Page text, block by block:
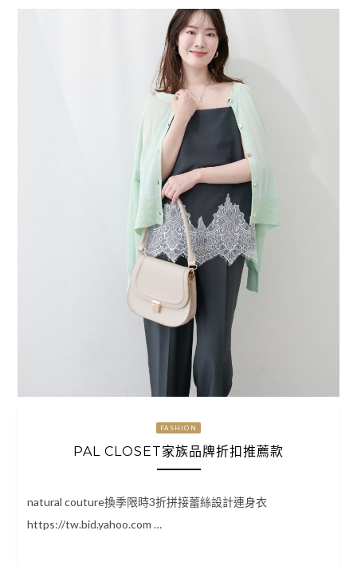
FASHION
PAL CLOSET家族品牌折扣推薦款
natural couture換季限時3折拼接蕾絲設計連身衣
https://tw.bid.yahoo.com …